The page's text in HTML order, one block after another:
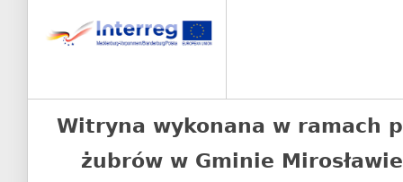
Witryna wykonana w ramach
żubrów w Gminie